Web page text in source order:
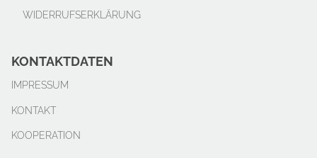
WIDERRUFSERKLÄRUNG
KONTAKTDATEN
IMPRESSUM
KONTAKT
KOOPERATION